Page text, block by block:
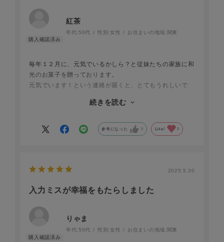
紅茶
年代: 50代 性別:女性 お住まいの地域: 関東
毎年１２月に、元気でいるかしら？と従妹たちの家族に和
光のお菓子を贈っております。
元気でいます！という連絡が届くと、とてもうれしいで
寒くなってきた季節に、クリスマス、年末年始と家族の大
楽しく頑張ってもらいたいという、姉からのエールのつも
続きを読む
参考になった 0 Like! 0
2025.5.30
入力ミスが幸福をもたらしました
りゃま
年代: 50代 性別:女性 お住まいの地域: 関東